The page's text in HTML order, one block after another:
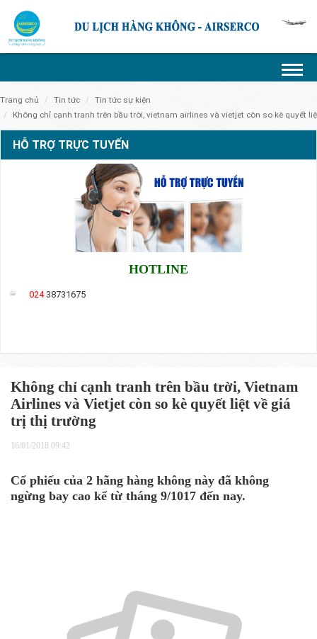
trang chủ tin tức
tin tức sự kiện
không chỉ cạnh tranh trên bầu trời, vietnam airlines và vietjet còn so kè quyết
HỖ TRỢ TRỰC TUYẾN
HOTLINE
02438731675
Không chỉ cạnh tranh trên bầu trời, Vietnam
Airlines và Vietjet còn so kè quyết liệt về giá
trị thị trường
16/01/2018 09:42
Cổ phiếu của 2 hãng hàng không này đã không
ngừng bay cao kể từ tháng 9/1017 đến nay.